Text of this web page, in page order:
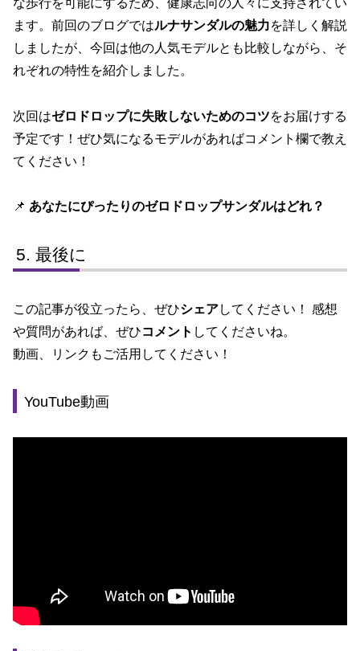
ます。前回のブログではルナサンダルの魅力を詳しく解説
しましたが、今回は他の人気モデルとも比較しながら、そ
れぞれの特性を紹介しました。
次回はゼロドロップに失敗しないためのコツをお届けする
予定です！ぜひ気になるモデルがあればコメント欄で教え
てください！
📌 あなたにぴったりのゼロドロップサンダルはどれ？
最後に
この記事が役立ったら、ぜひシェアしてください！ 感想
や質問があれば、ぜひコメント してくださいね。
動画、リンクもご活用してください！
YouTube動画